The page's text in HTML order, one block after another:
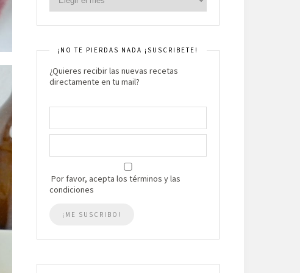
¡NO TE PIERDAS NADA ¡SUSCRIBETE!
¿Quieres recibir las nuevas recetas
directamente en tu mail?
Por favor, acepta los términos y las
condiciones